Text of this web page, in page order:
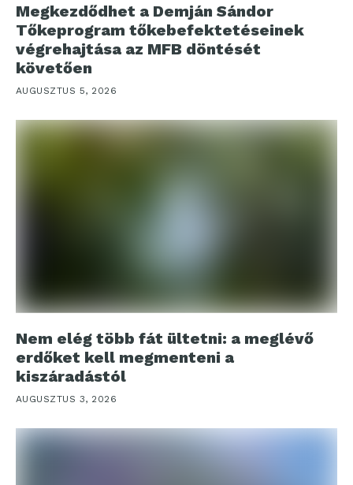
Megkezdődhet a Demján Sándor
Tőkeprogram tőkebefektetéseinek
végrehajtása az MFB döntését
követően
AUGUSZTUS 5, 2026
Nem elég több fát ültetni: a meglévő
erdőket kell megmenteni a
kiszáradástól
AUGUSZTUS 3, 2026